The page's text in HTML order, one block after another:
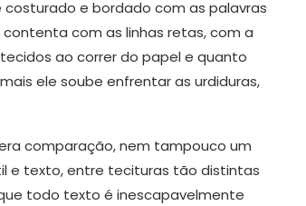
e bordado com as palavras
com as linhas retas, com a
ao correr do papel e quanto
ele soube enfrentar as urdiduras,
comparação, nem tampouco um
e texto, entre tecituras tão distintas
todo texto é inescapavelmente